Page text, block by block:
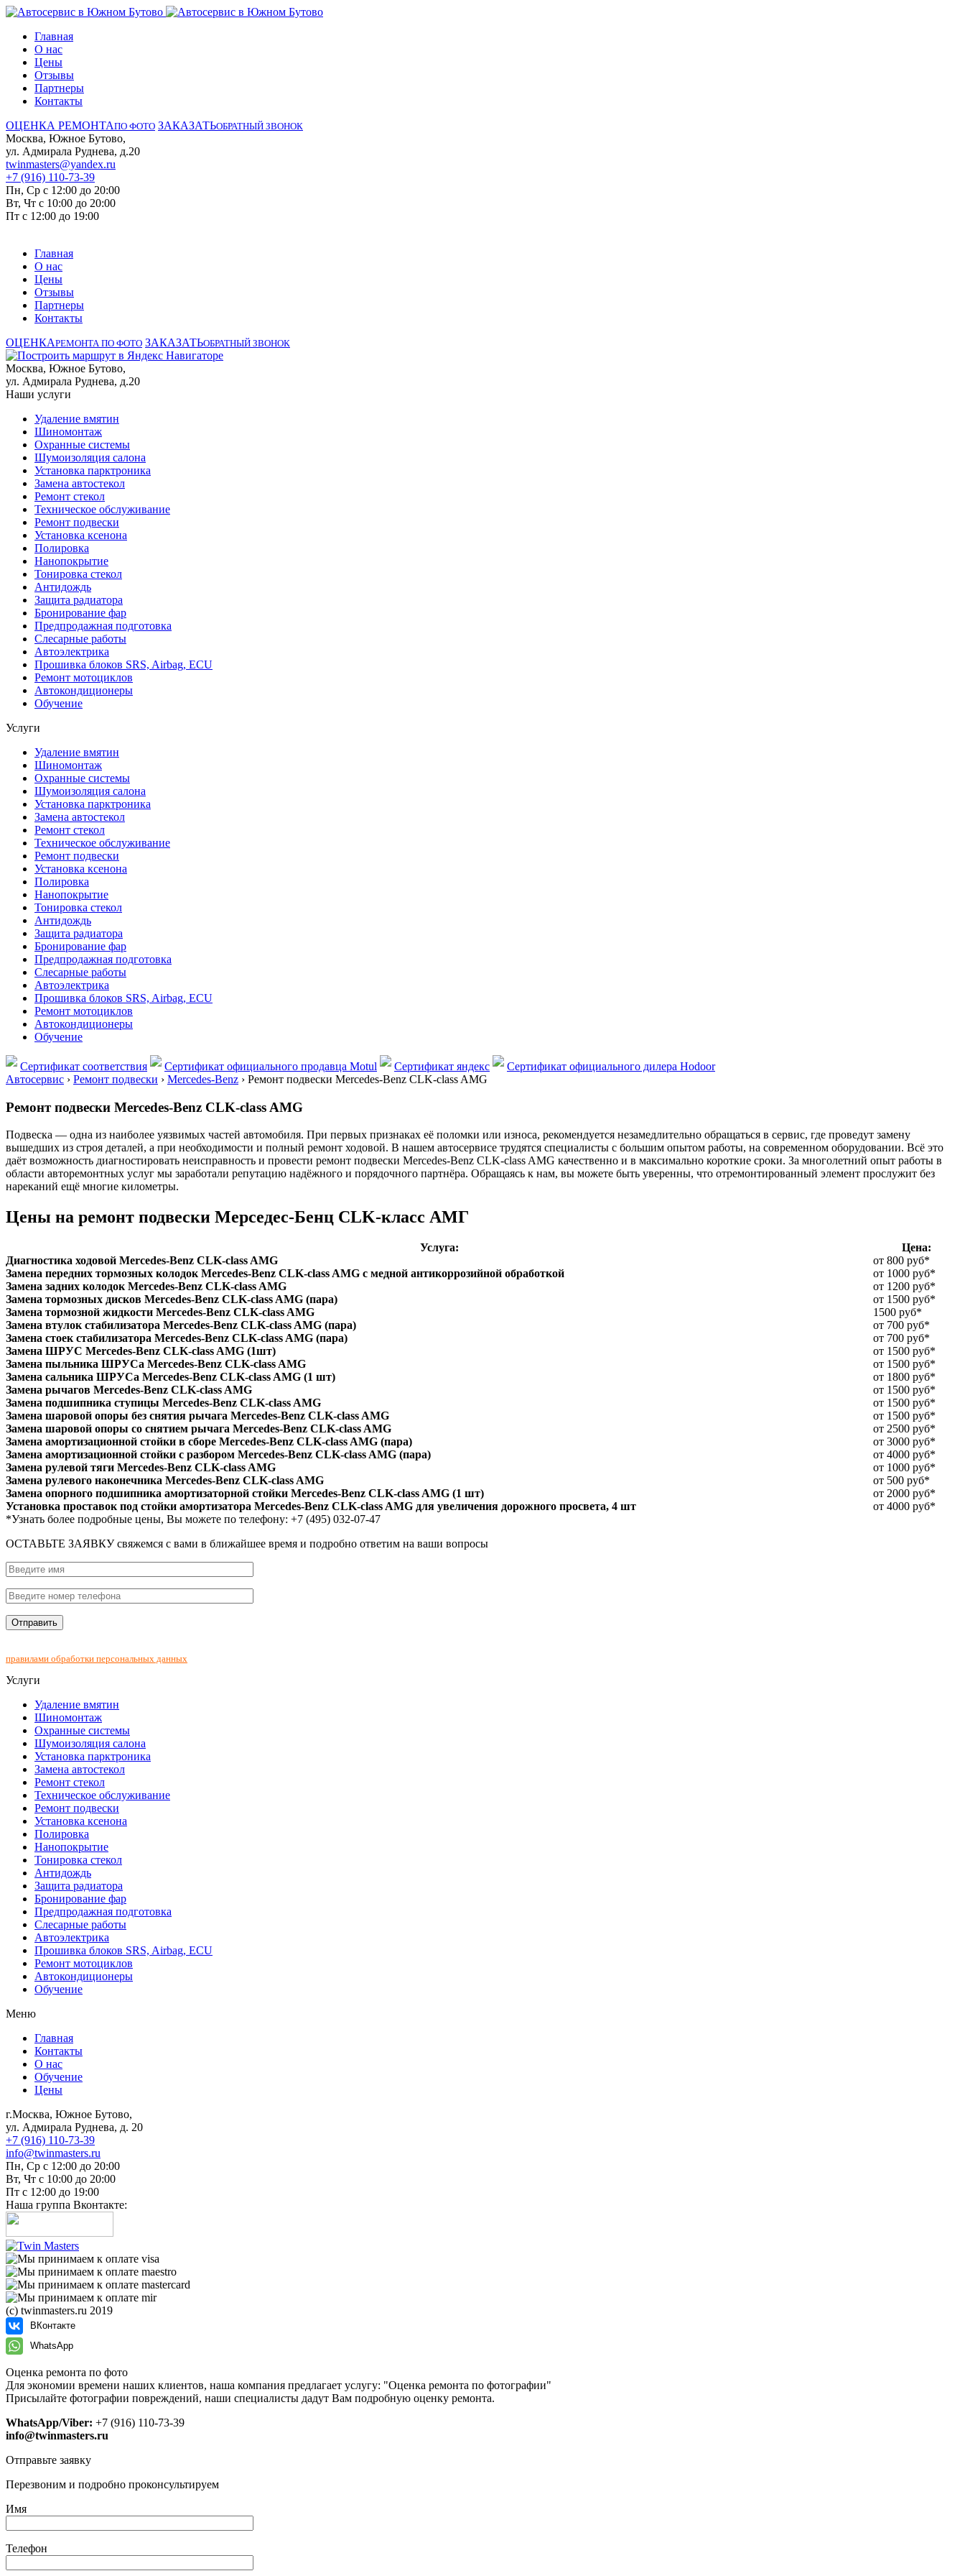
Главная
О нас
Цены
Отзывы
Партнеры
Контакты
ОЦЕНКА РЕМОНТАПО ФОТО ЗАКАЗАТЬОБРАТНЫЙ ЗВОНОК
Москва, Южное Бутово,
ул. Адмирала Руднева, д.20
twinmasters@yandex.ru
+7 (916) 110-73-39
Пн, Ср с 12:00 до 20:00
Вт, Чт с 10:00 до 20:00
Пт с 12:00 до 19:00
Главная
О нас
Цены
Отзывы
Партнеры
Контакты
ОЦЕНКАРЕМОНТА ПО ФОТО ЗАКАЗАТЬОБРАТНЫЙ ЗВОНОК
Москва, Южное Бутово,
ул. Адмирала Руднева, д.20
Наши услуги
Удаление вмятин
Шиномонтаж
Охранные системы
Шумоизоляция салона
Установка парктроника
Замена автостекол
Ремонт стекол
Техническое обслуживание
Ремонт подвески
Установка ксенона
Полировка
Нанопокрытие
Тонировка стекол
Антидождь
Защита радиатора
Бронирование фар
Предпродажная подготовка
Слесарные работы
Автоэлектрика
Прошивка блоков SRS, Airbag, ECU
Ремонт мотоциклов
Автокондиционеры
Обучение
Услуги
Удаление вмятин
Шиномонтаж
Охранные системы
Шумоизоляция салона
Установка парктроника
Замена автостекол
Ремонт стекол
Техническое обслуживание
Ремонт подвески
Установка ксенона
Полировка
Нанопокрытие
Тонировка стекол
Антидождь
Защита радиатора
Бронирование фар
Предпродажная подготовка
Слесарные работы
Автоэлектрика
Прошивка блоков SRS, Airbag, ECU
Ремонт мотоциклов
Автокондиционеры
Обучение
Сертификат соответствия Сертификат официального продавца Motul Сертификат яндекс
Сертификат официального дилера Hodoor
Автосервис › Ремонт подвески › Mercedes-Benz › Ремонт подвески Mercedes-Benz CLK-сlass AMG
Ремонт подвески Mercedes-Benz CLK-сlass AMG
Подвеска — одна из наиболее уязвимых частей автомобиля. При первых признаках её поломки или износа, рекомендуется незамедлительно обращаться в сервис, где проведут замену
вышедших из строя деталей, а при необходимости и полный ремонт ходовой. В нашем автосервисе трудятся специалисты с большим опытом работы, на современном оборудовании. Всё это
даёт возможность диагностировать неисправность и провести ремонт подвески Mercedes-Benz CLK-сlass AMG качественно и в максимально короткие сроки. За многолетний опыт работы в
области авторемонтных услуг мы заработали репутацию надёжного и порядочного партнёра. Обращаясь к нам, вы можете быть уверенны, что отремонтированный элемент прослужит без
нареканий ещё многие километры.
Цены на ремонт подвески Мерседес-Бенц CLK-класс АМГ
Услуга:
Цена:
Диагностика ходовой Mercedes-Benz CLK-сlass AMG
от 800 руб*
Замена передних тормозных колодок Mercedes-Benz CLK-сlass AMG с медной антикоррозийной обработкой
от 1000 руб*
Замена задних колодок Mercedes-Benz CLK-сlass AMG
от 1200 руб*
Замена тормозных дисков Mercedes-Benz CLK-сlass AMG (пара)
от 1500 руб*
Замена тормозной жидкости Mercedes-Benz CLK-сlass AMG
1500 руб*
Замена втулок стабилизатора Mercedes-Benz CLK-сlass AMG (пара)
от 700 руб*
Замена стоек стабилизатора Mercedes-Benz CLK-сlass AMG (пара)
от 700 руб*
Замена ШРУС Mercedes-Benz CLK-сlass AMG (1шт)
от 1500 руб*
Замена пыльника ШРУСа Mercedes-Benz CLK-сlass AMG
от 1500 руб*
Замена сальника ШРУСа Mercedes-Benz CLK-сlass AMG (1 шт)
от 1800 руб*
Замена рычагов Mercedes-Benz CLK-сlass AMG
от 1500 руб*
Замена подшипника ступицы Mercedes-Benz CLK-сlass AMG
от 1500 руб*
Замена шаровой опоры без снятия рычага Mercedes-Benz CLK-сlass AMG
от 1500 руб*
Замена шаровой опоры со снятием рычага Mercedes-Benz CLK-сlass AMG
от 2500 руб*
Замена амортизационной стойки в сборе Mercedes-Benz CLK-сlass AMG (пара)
от 3000 руб*
Замена амортизационной стойки с разбором Mercedes-Benz CLK-сlass AMG (пара)
от 4000 руб*
Замена рулевой тяги Mercedes-Benz CLK-сlass AMG
от 1000 руб*
Замена рулевого наконечника Mercedes-Benz CLK-сlass AMG
от 500 руб*
Замена опорного подшипника амортизаторной стойки Mercedes-Benz CLK-сlass AMG (1 шт)
от 2000 руб*
Установка проставок под стойки амортизатора Mercedes-Benz CLK-сlass AMG для увеличения дорожного просвета, 4 шт
от 4000 руб*
*Узнать более подробные цены, Вы можете по телефону: +7 (495) 032-07-47
ОСТАВЬТЕ ЗАЯВКУсвяжемся с вами в ближайшее время и подробно ответим на ваши вопросы
правилами обработки персональных данных
Услуги
Удаление вмятин
Шиномонтаж
Охранные системы
Шумоизоляция салона
Установка парктроника
Замена автостекол
Ремонт стекол
Техническое обслуживание
Ремонт подвески
Установка ксенона
Полировка
Нанопокрытие
Тонировка стекол
Антидождь
Защита радиатора
Бронирование фар
Предпродажная подготовка
Слесарные работы
Автоэлектрика
Прошивка блоков SRS, Airbag, ECU
Ремонт мотоциклов
Автокондиционеры
Обучение
Меню
Главная
Контакты
О нас
Обучение
Цены
г.Москва, Южное Бутово,
ул. Адмирала Руднева, д. 20
+7 (916) 110-73-39
info@twinmasters.ru
Пн, Ср с 12:00 до 20:00
Вт, Чт с 10:00 до 20:00
Пт с 12:00 до 19:00
Наша группа Вконтакте:
(с) twinmasters.ru 2019
ВКонтакте
WhatsApp
Оценка ремонта по фото
Для экономии времени наших клиентов, наша компания предлагает услугу: "Оценка ремонта по фотографии"
Присылайте фотографии повреждений, наши специалисты дадут Вам подробную оценку ремонта.
WhatsApp/Viber: +7 (916) 110-73-39
info@twinmasters.ru
Отправьте заявку
Перезвоним и подробно проконсультируем
Имя
Телефон